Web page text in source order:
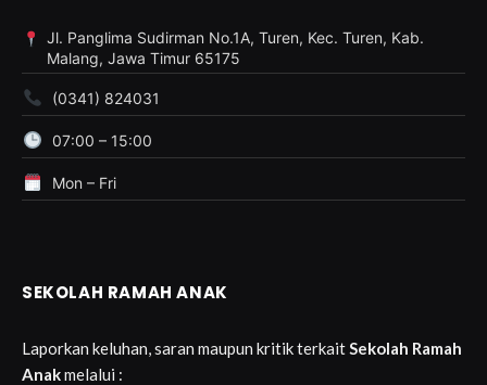
Jl. Panglima Sudirman No.1A, Turen, Kec. Turen, Kab.
Malang, Jawa Timur 65175
(0341) 824031
07:00 – 15:00
Mon – Fri
SEKOLAH RAMAH ANAK
Laporkan keluhan, saran maupun kritik terkaitSekolah Ramah
Anakmelalui :